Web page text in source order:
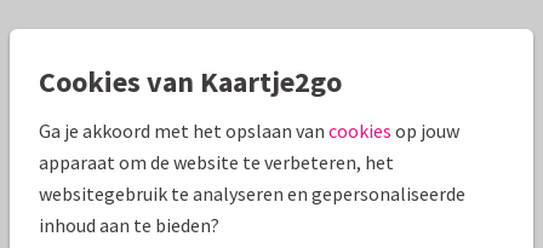
Cookies van Kaartje2go
Ga je akkoord met het opslaan van cookies op jouw
apparaat om de website te verbeteren, het
websitegebruik te analyseren en gepersonaliseerde
inhoud aan te bieden?